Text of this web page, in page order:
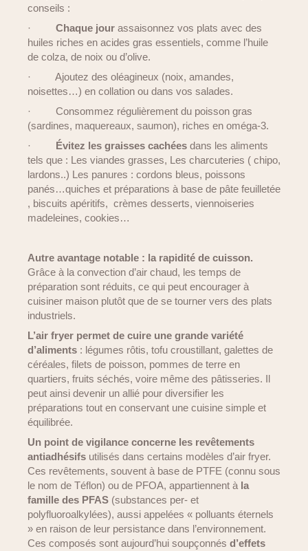
conseils :
· Chaque jour assaisonnez vos plats avec des
huiles riches en acides gras essentiels, comme l’huile
de colza, de noix ou d’olive.
· Ajoutez des oléagineux (noix, amandes,
noisettes…) en collation ou dans vos salades.
· Consommez régulièrement du poisson gras
(sardines, maquereaux, saumon), riches en oméga-3.
· Évitez les graisses cachées dans les aliments
tels que : Les viandes grasses, Les charcuteries ( chipo,
lardons..) Les panures : cordons bleus, poissons
panés…quiches et préparations à base de pâte feuilletée
, biscuits apéritifs, crèmes desserts, viennoiseries
madeleines, cookies…
Autre avantage notable : la rapidité de cuisson.
Grâce à la convection d’air chaud, les temps de
préparation sont réduits, ce qui peut encourager à
cuisiner maison plutôt que de se tourner vers des plats
industriels.
L’air fryer permet de cuire une grande variété
d’aliments : légumes rôtis, tofu croustillant, galettes de
céréales, filets de poisson, pommes de terre en
quartiers, fruits séchés, voire même des pâtisseries. Il
peut ainsi devenir un allié pour diversifier les
préparations tout en conservant une cuisine simple et
équilibrée.
Un point de vigilance concerne les revêtements
antiadhésifs utilisés dans certains modèles d’air fryer.
Ces revêtements, souvent à base de PTFE (connu sous
le nom de Téflon) ou de PFOA, appartiennent à la
famille des PFAS (substances per- et
polyfluoroalkylées), aussi appelées « polluants éternels
» en raison de leur persistance dans l’environnement.
Ces composés sont aujourd’hui soupçonnés d’effets